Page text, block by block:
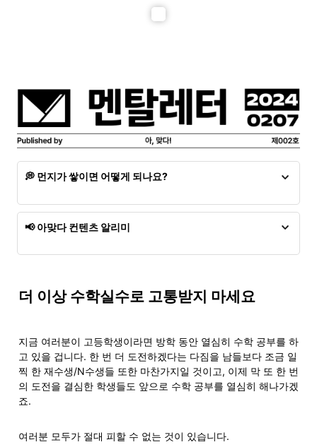
💭 먼지가 쌓이면 어떻게 되나요?
점으로부터 24시간 안에 읽어야 한다는 점을 꼭 기억해주세
요.
📢 아맞다 컨텐츠 알리미
각주줍줍 오픈 완료 (24.02.02)
더 이상 수학실수로 고통받지 마세요
지금 여러분이 고등학생이라면 방학 동안 열심히 수학 공부를 하
고 있을 겁니다. 한 번 더 도전하겠다는 다짐을 남들보다 조금 일
찍 한 재수생/N수생들 또한 마찬가지일 것이고, 이제 막 또 한 번
의 도전을 결심한 학생들도 앞으로 수학 공부를 열심히 해나가겠
죠.
여러분 모두가 절대 피할 수 없는 것이 있습니다.